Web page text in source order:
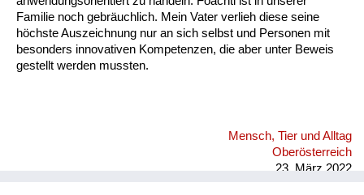
Familie noch gebräuchlich. Mein Vater verlieh diese seine
höchste Auszeichnung nur an sich selbst und Personen mit
besonders innovativen Kompetenzen, die aber unter Beweis
gestellt werden mussten.
Mensch, Tier und Alltag
Oberösterreich
23. März 2022